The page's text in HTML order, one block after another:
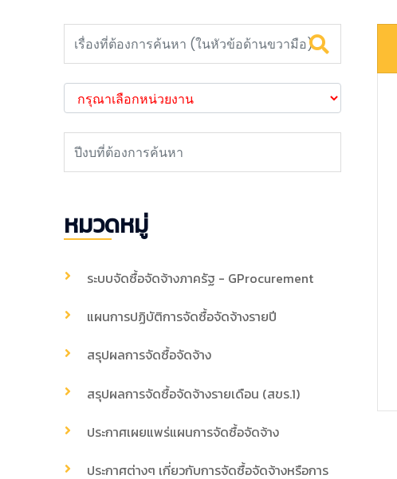
หมวดหมู่
ระบบจัดซื้อจัดจ้างภาครัฐ - GProcurement
แผนการปฏิบัติการจัดซื้อจัดจ้างรายปี
สรุปผลการจัดซื้อจัดจ้าง
สรุปผลการจัดซื้อจัดจ้างรายเดือน (สขร.1)
ประกาศเผยแพร่แผนการจัดซื้อจัดจ้าง
ประกาศต่างๆ เกี่ยวกับการจัดซื้อจัดจ้างหรือการ